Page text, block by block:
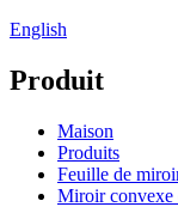
English
Produit
Maison
Produits
Feuille de
Miroir convexe